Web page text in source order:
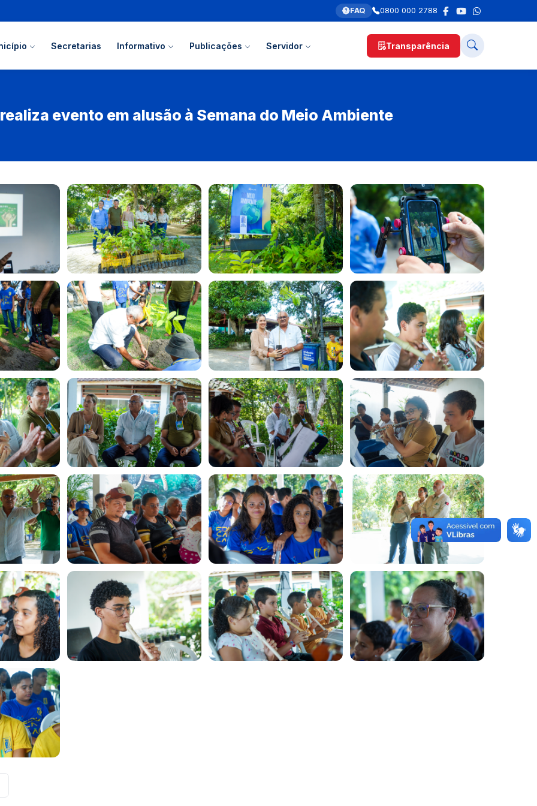
FAQ 0800 000 2788
Secretarias Informativo Publicações Servidor Transparência
evento em alusão à Semana do Meio Ambiente